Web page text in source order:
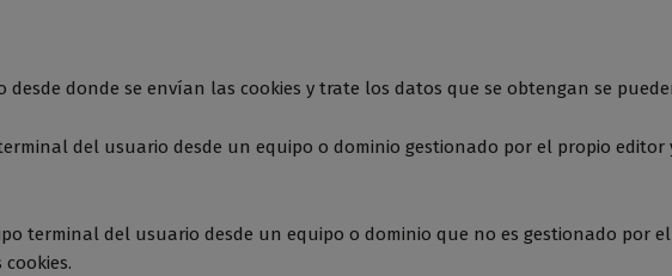
donde se envían las cookies y trate los datos que se obtengan se
del usuario desde un equipo o dominio gestionado por el propio editor
terminal del usuario desde un equipo o dominio que no es gestionado por